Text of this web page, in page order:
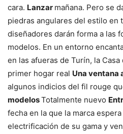
cara. Lanzar mañana. Pero se
piedras angulares del estilo en
diseñadores darán forma a las
modelos. En un entorno
en las afueras de Turín, la
primer hogar real Una ventana
algunos indicios del fil rouge
modelosTotalmente nuevo
fecha en la que la marca
electrificación de su gama y